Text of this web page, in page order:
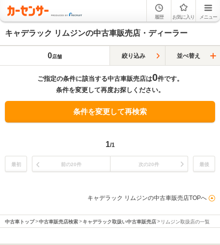
履歴 お気に入り メニュー
キャデラック リムジンの中古車販売店・ディーラー
0店舗 絞り込み 並べ替え
ご指定の条件に該当する中古車販売店は0件です。
条件を変更して再度お探しください。
条件を変更して再検索
1/1
最初 前の20件 次の20件 最後
キャデラック リムジンの中古車販売店TOPへ
中古車トップ 中古車販売店検索 キャデラック取扱い中古車販売店 リムジン取扱店の一覧